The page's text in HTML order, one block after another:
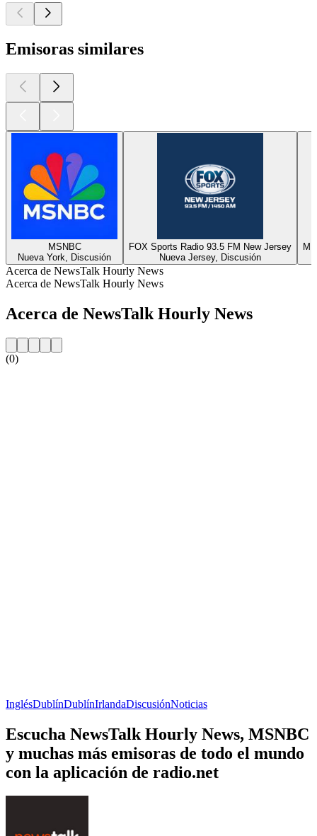
Emisoras similares
MSNBC
Nueva York, Discusión
FOX Sports Radio 93.5 FM New Jersey
Nueva Jersey, Discusión
Acerca de NewsTalk Hourly News
Acerca de NewsTalk Hourly News
Acerca de NewsTalk Hourly News
(0)
InglésDublínDublínIrlandaDiscusiónNoticias
Escucha NewsTalk Hourly News, MSNBC
y muchas más emisoras de todo el mundo
con la aplicación de radio.net